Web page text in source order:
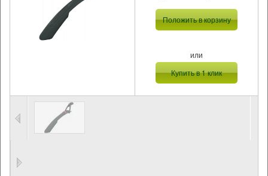
Положить в корзину
или
Купить в 1 клик